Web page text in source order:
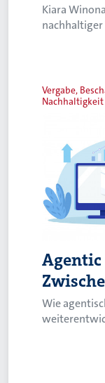
Kiara
Vergabe,
Nachhaltigkeit
Wie